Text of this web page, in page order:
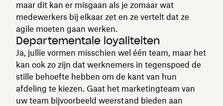
maar dit kan er misgaan als je zomaar wat
medewerkers bij elkaar zet en ze vertelt dat ze
agile moeten gaan werken.
Departementale loyaliteiten
Ja, jullie vormen misschien wel één team, maar het
kan ook zo zijn dat werknemers in tegenspoed de
stille behoefte hebben om de kant van hun
afdeling te kiezen. Gaat het marketingteam van
uw team bijvoorbeeld weerstand bieden aan